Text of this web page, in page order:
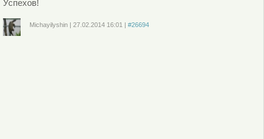
Успехов!
Michayilyshin| 27.02.2014 16:01 | #26694